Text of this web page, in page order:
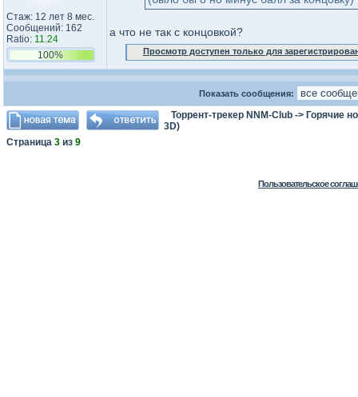
Стаж: 12 лет 8 мес.
Сообщений: 162
Ratio: 11.24
100%
а что не так с концовкой?
Просмотр доступен только для
Показать сообщения:
Торрент-трекер NNM-Club -> Горячие
3D)
Страница 3 из 9
Пользовательское